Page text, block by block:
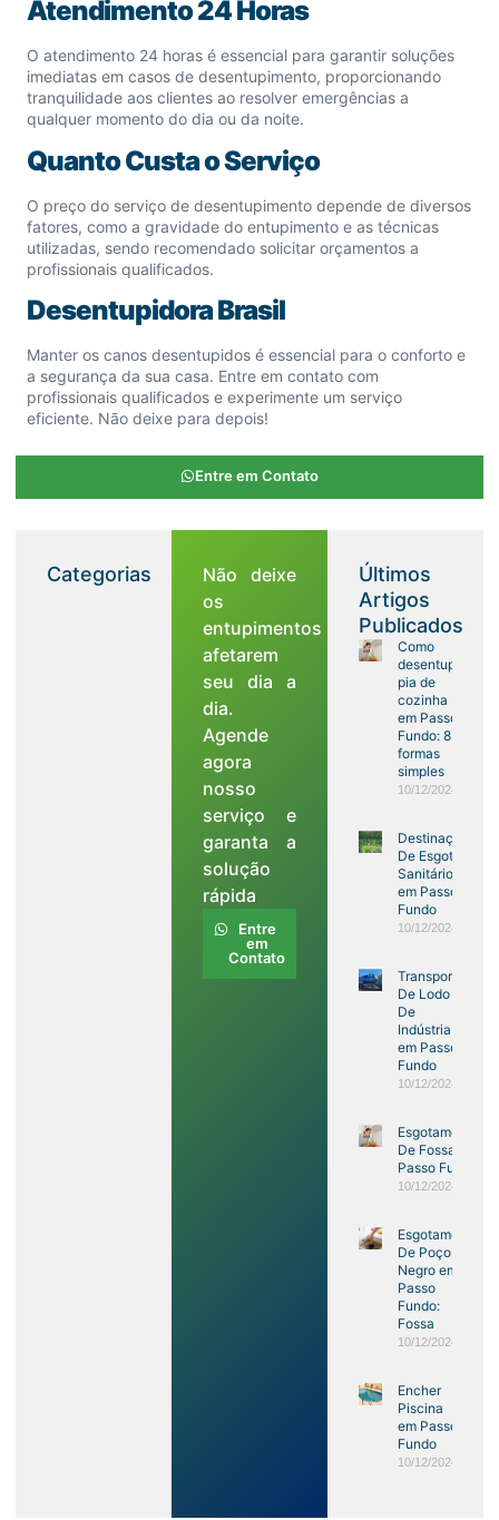
Atendimento 24 Horas
O atendimento 24 horas é essencial para garantir soluções
imediatas em casos de desentupimento, proporcionando
tranquilidade aos clientes ao resolver emergências a
qualquer momento do dia ou da noite.
Quanto Custa o Serviço
O preço do serviço de desentupimento depende de diversos
fatores, como a gravidade do entupimento e as técnicas
utilizadas, sendo recomendado solicitar orçamentos a
profissionais qualificados.
Desentupidora Brasil
Manter os canos desentupidos é essencial para o conforto e
a segurança da sua casa. Entre em contato com
profissionais qualificados e experimente um serviço
eficiente. Não deixe para depois!
Entre em Contato
Categorias
Não deixe
os
entupimentos
afetarem
seu dia a
dia.
Agende
agora
nosso
serviço e
garanta a
solução
rápida
Entre
em
Contato
Últimos
Artigos
Publicados
Como
desentupir
pia de
cozinha
em Passo
Fundo: 8
formas
simples
10/12/2024
Destinação
De Esgoto
Sanitários
em Passo
Fundo
10/12/2024
Transporte
De Lodo
De
Indústria
em Passo
Fundo
10/12/2024
Esgotamento
De Fossa em
Passo Fundo
10/12/2024
Esgotamento
De Poço
Negro em
Passo
Fundo:
Fossa
10/12/2024
Encher
Piscina
em Passo
Fundo
10/12/2024